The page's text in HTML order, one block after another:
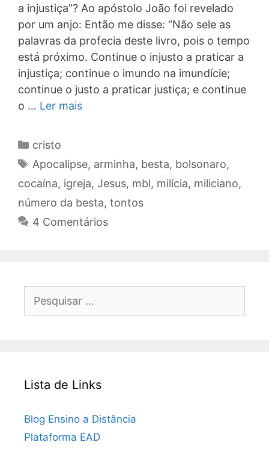
a injustiça”? Ao apóstolo João foi revelado
por um anjo: Então me disse: “Não sele as
palavras da profecia deste livro, pois o tempo
está próximo. Continue o injusto a praticar a
injustiça; continue o imundo na imundície;
continue o justo a praticar justiça; e continue
o … Ler mais
Categorias
cristo
Tags
Apocalipse, arminha, besta, bolsonaro,
cocaína, igreja, Jesus, mbl, milícia, miliciano,
número da besta, tontos
4 Comentários
por:
Lista de Links
Blog Ensino a Distância
Plataforma EAD